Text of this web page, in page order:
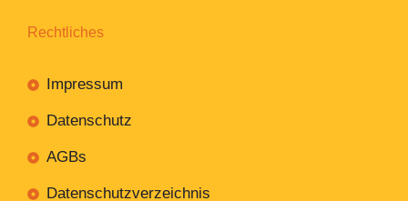
Rechtliches
Impressum
Datenschutz
AGBs
Datenschutzverzeichnis